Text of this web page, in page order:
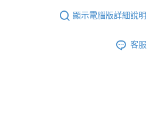
顯示電腦版詳細說明
客服